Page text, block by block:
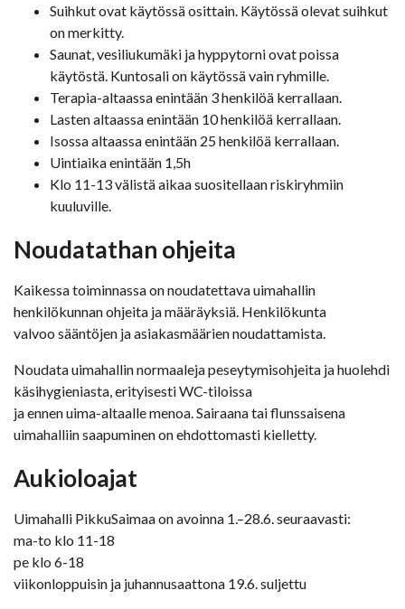
Suihkut ovat käytössä osittain. Käytössä olevat suihkut
on merkitty.
Saunat, vesiliukumäki ja hyppytorni ovat poissa
käytöstä. Kuntosali on käytössä vain ryhmille.
Terapia-altaassa enintään 3 henkilöä kerrallaan.
Lasten altaassa enintään 10 henkilöä kerrallaan.
Isossa altaassa enintään 25 henkilöä kerrallaan.
Uintiaika enintään 1,5h
Klo 11-13 välistä aikaa suositellaan riskiryhmiin
kuuluville.
Noudatathan ohjeita
Kaikessa toiminnassa on noudatettava uimahallin
henkilökunnan ohjeita ja määräyksiä. Henkilökunta
valvoo sääntöjen ja asiakasmäärien noudattamista.
Noudata uimahallin normaaleja peseytymisohjeita ja huolehdi
käsihygieniasta, erityisesti WC-tiloissa
ja ennen uima-altaalle menoa. Sairaana tai flunssaisena
uimahalliin saapuminen on ehdottomasti kielletty.
Aukioloajat
Uimahalli PikkuSaimaa on avoinna 1.–28.6. seuraavasti:
ma-to klo 11-18
pe klo 6-18
viikonloppuisin ja juhannusaattona 19.6. suljettu